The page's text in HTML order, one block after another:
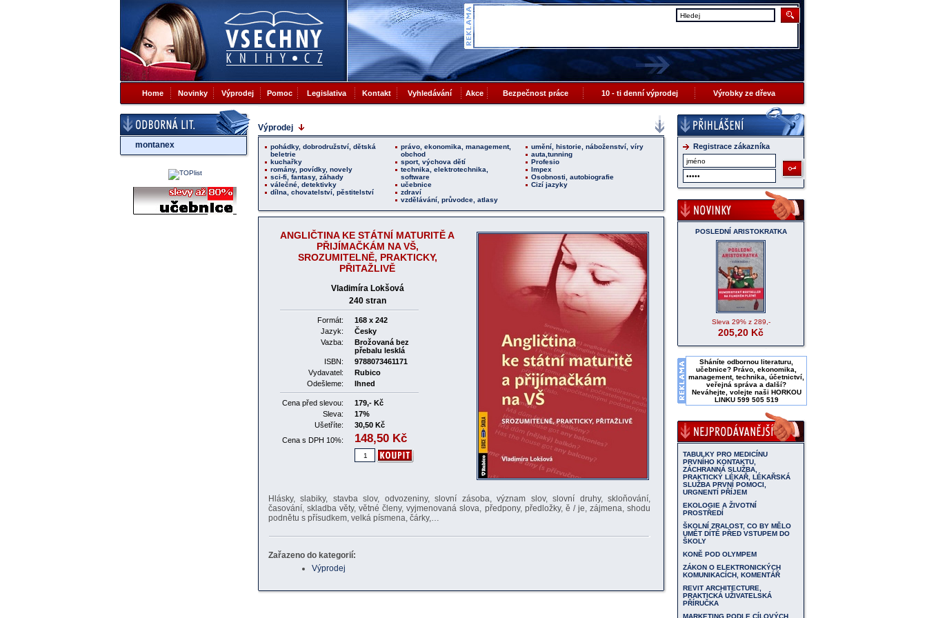
Home Novinky Výprodej Pomoc Legislativa Kontakt Vyhledávání Akce Bezpečnost práce 10 - ti denní výprodej Výrobky ze dřeva
montanex
Výprodej
pohádky, dobrodružství, dětská
beletrie
kuchařky
romány, povídky, novely
sci-fi, fantasy, záhady
válečné, detektivky
dílna, chovatelství, pěstitelství
právo, ekonomika, management,
obchod
sport, výchova dětí
technika, elektrotechnika,
software
učebnice
zdraví
vzdělávání, průvodce, atlasy
umění, historie, náboženství, víry
auta,tunning
Profesio
Impex
Osobnosti, autobiografie
Cizí jazyky
ANGLIČTINA KE STÁTNÍ MATURITĚ A
PŘIJÍMAČKÁM NA VŠ,
SROZUMITELNĚ, PRAKTICKY,
PŘITAŽLIVĚ
Vladimíra Lokšová
240 stran
Formát:
168 x 242
Jazyk:
Česky
Vazba:
Brožovaná bez
přebalu lesklá
ISBN:
9788073461171
Vydavatel:
Rubico
Odešleme:
Ihned
Cena před slevou:
179,- Kč
Sleva:
17%
Ušetříte:
30,50 Kč
Cena s DPH 10%:
148,50 Kč
Hlásky, slabiky, stavba slov, odvozeniny, slovní zásoba, význam slov, slovní druhy, skloňování,
časování, skladba věty, větné členy, vyjmenovaná slova, předpony, předložky, ě / je, zájmena, shodu
podnětu s přísudkem, velká písmena, čárky,…
Zařazeno do kategorií:
Výprodej
Registrace zákazníka
POSLEDNÍ ARISTOKRATKA
Sleva 29%z 289,-
205,20 Kč
Sháníte odbornou literaturu,
učebnice? Právo, ekonomika,
management, technika, účetnictví,
veřejná správa a další?
Neváhejte, volejte naši HORKOU
LINKU 599 505 519
TABULKY PRO MEDICÍNU
PRVNÍHO KONTAKTU,
ZÁCHRANNÁ SLUŽBA,
PRAKTICKÝ LÉKAŘ, LÉKAŘSKÁ
SLUŽBA PRVNÍ POMOCI,
URGNENTÍ PŘÍJEM
EKOLOGIE A ŽIVOTNÍ
PROSTŘEDÍ
ŠKOLNÍ ZRALOST, CO BY MĚLO
UMĚT DÍTĚ PŘED VSTUPEM DO
ŠKOLY
KONĚ POD OLYMPEM
ZÁKON O ELEKTRONICKÝCH
KOMUNIKACÍCH, KOMENTÁŘ
REVIT ARCHITECTURE,
PRAKTICKÁ UŽIVATELSKÁ
PŘÍRUČKA
MARKETING PODLE CÍLOVÝCH